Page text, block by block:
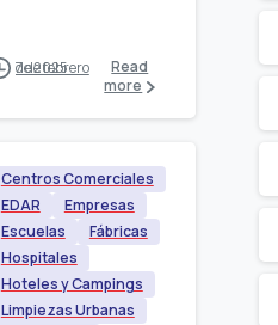
7 de febrero de 2025
Read
more
Centros Comerciales
EDAR
Empresas
Escuelas
Fábricas
Hospitales
Hoteles y Campings
Limpiezas Urbanas